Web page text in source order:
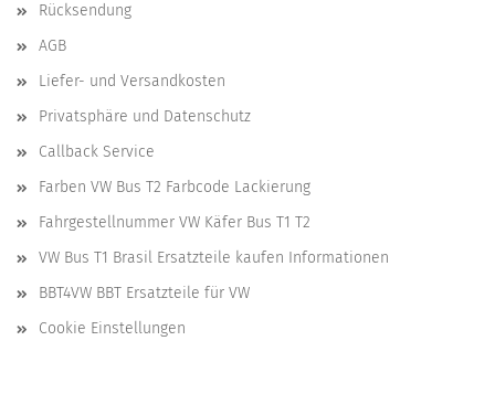
Rücksendung
AGB
Liefer- und Versandkosten
Privatsphäre und Datenschutz
Callback Service
Farben VW Bus T2 Farbcode Lackierung
Fahrgestellnummer VW Käfer Bus T1 T2
VW Bus T1 Brasil Ersatzteile kaufen Informationen
BBT4VW BBT Ersatzteile für VW
Cookie Einstellungen